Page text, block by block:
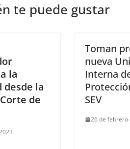
te puede gustar
la
desde la
de
Toman
nueva
Interna
SEV
26 de febrero